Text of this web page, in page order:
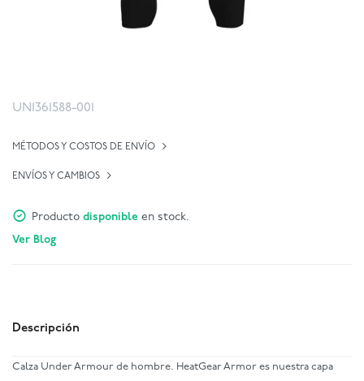
UN1361588-001
MÉTODOS Y COSTOS DE ENVÍO
ENVÍOS Y CAMBIOS
Producto disponible en stock.
Ver Blog
Descripción
Calza Under Armour de hombre. HeatGear Armor es nuestra capa